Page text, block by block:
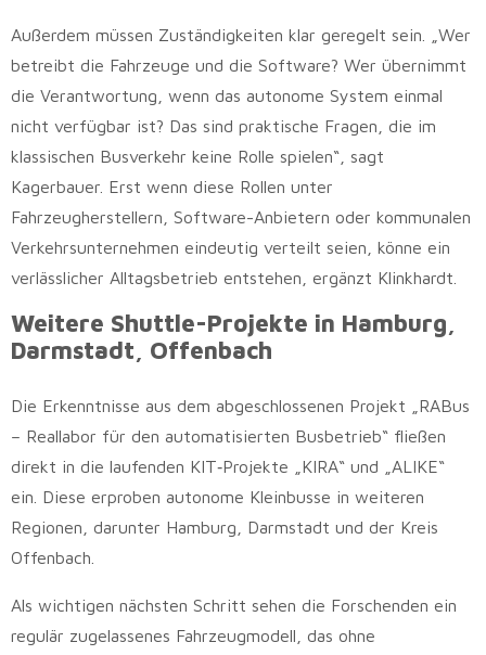
Außerdem müssen Zuständigkeiten klar geregelt sein. „Wer
betreibt die Fahrzeuge und die Software? Wer übernimmt
die Verantwortung, wenn das autonome System einmal
nicht verfügbar ist? Das sind praktische Fragen, die im
klassischen Busverkehr keine Rolle spielen“, sagt
Kagerbauer. Erst wenn diese Rollen unter
Fahrzeugherstellern, Software-Anbietern oder kommunalen
Verkehrsunternehmen eindeutig verteilt seien, könne ein
verlässlicher Alltagsbetrieb entstehen, ergänzt Klinkhardt.
Weitere Shuttle-Projekte in Hamburg,
Darmstadt, Offenbach
Die Erkenntnisse aus dem abgeschlossenen Projekt „RABus
– Reallabor für den automatisierten Busbetrieb“ fließen
direkt in die laufenden KIT‑Projekte „KIRA“ und „ALIKE“
ein. Diese erproben autonome Kleinbusse in weiteren
Regionen, darunter Hamburg, Darmstadt und der Kreis
Offenbach.
Als wichtigen nächsten Schritt sehen die Forschenden ein
regulär zugelassenes Fahrzeugmodell, das ohne